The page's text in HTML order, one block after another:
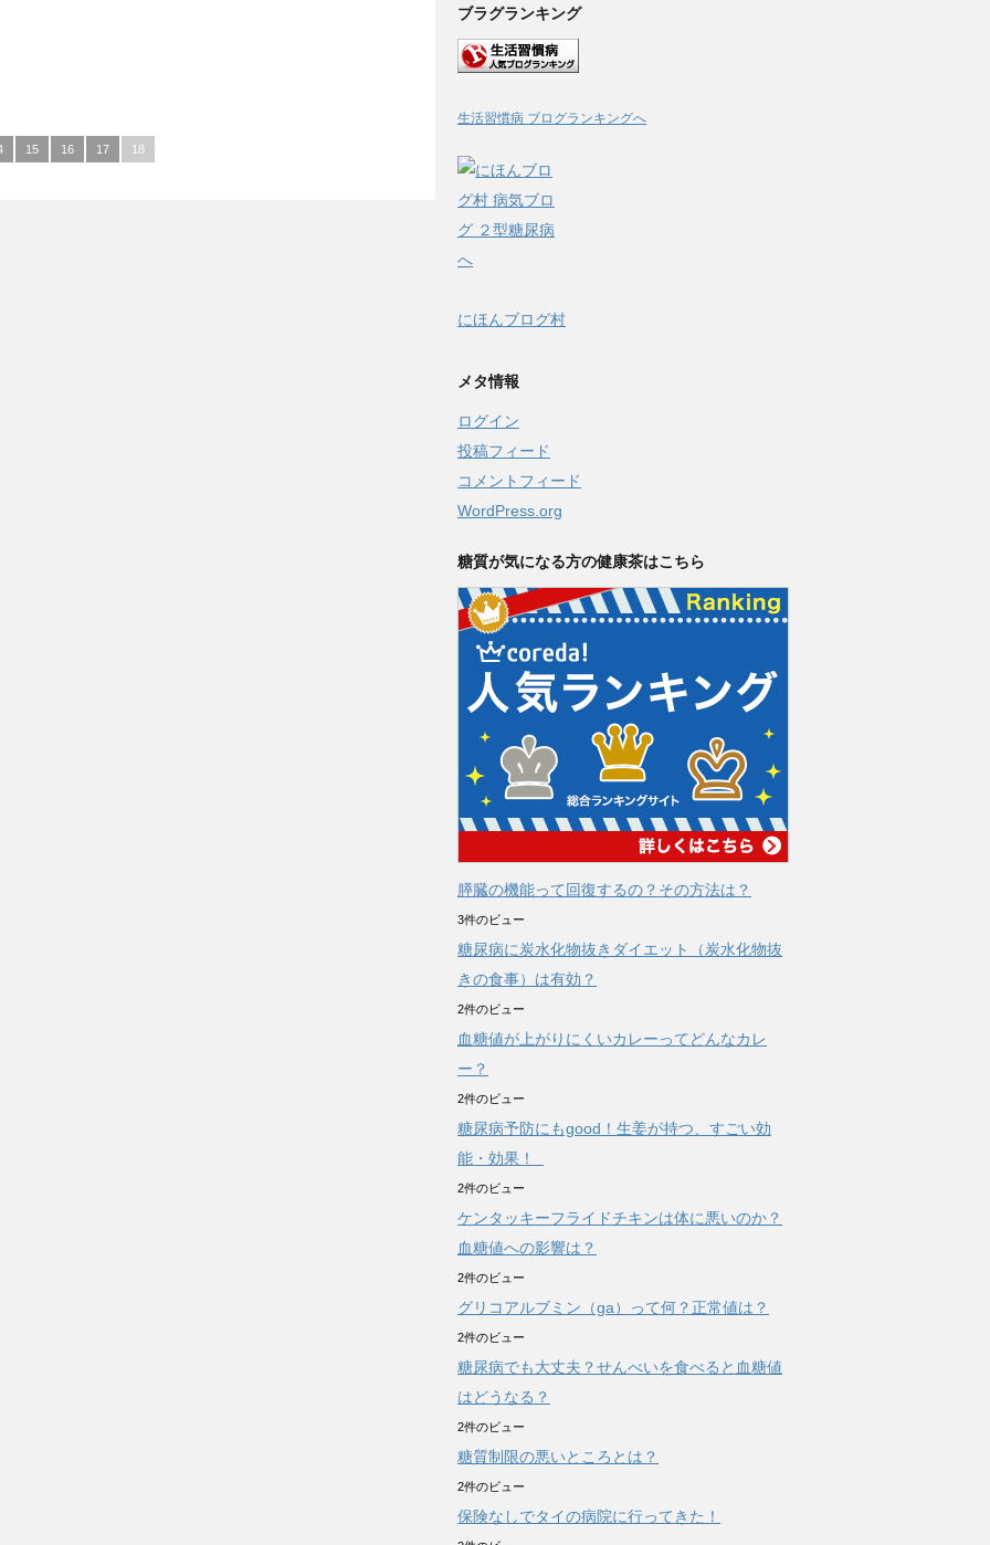
15 16 17 18
カ
ブ
ブラグランキング
生活習慣病 ブログランキングへ
にほんブログ村
メタ情報
ログイン
投稿フィード
コメントフィード
WordPress.org
糖質が気になる方の健康茶はこちら
膵臓の機能って回復するの？その方法は？
3件のビュー
糖尿病に炭水化物抜きダイエット（炭水化物抜
きの食事）は有効？
2件のビュー
血糖値が上がりにくいカレーってどんなカレ
ー？
2件のビュー
糖尿病予防にもgood！生姜が持つ、すごい効
能・効果！
2件のビュー
ケンタッキーフライドチキンは体に悪いのか？
血糖値への影響は？
2件のビュー
グリコアルブミン（ga）って何？正常値は？
2件のビュー
糖尿病でも大丈夫？せんべいを食べると血糖値
はどうなる？
2件のビュー
糖質制限の悪いところとは？
2件のビュー
保険なしでタイの病院に行ってきた！